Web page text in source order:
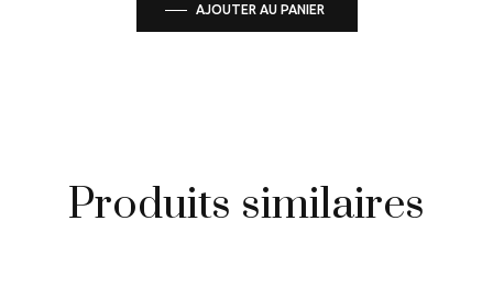
AJOUTER AU PANIER
Produits similaires